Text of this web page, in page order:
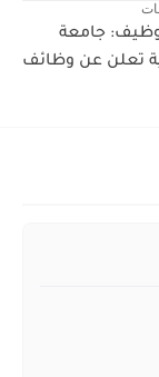
جامعة
تعلن عن وظائف